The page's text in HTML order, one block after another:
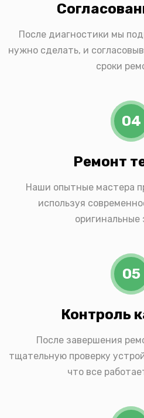
После диагностики мы
нужно сделать, и
сроки
04
Ремонт
Наши опытные мастера
используя
оригинальные
05
Контроль
После завершения
тщательную проверку
что все